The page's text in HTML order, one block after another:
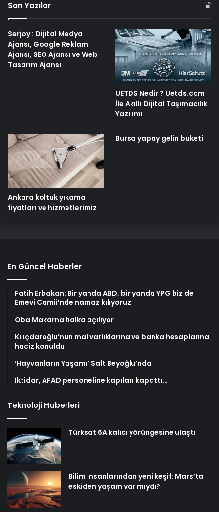
Son Yazılar
Serjoy : Dijital Medya
Ajansı, Google Reklam
Ajansı, SEO Ajansı ve Web
Tasarım Ajansı
UETDS Nedir ? Uetds.com
İle Akıllı Dijital Taşımacılık
Yazılımı
Ankara koltuk yıkama
fiyatları ve hizmetlerimiz
Bursa yapay gelin buketi
En Güncel Haberler
Fatih Erbakan: Bir yanda ABD, bir yanda YPG biz de
Emevi Camii’nde namaz kılıyoruz
Oba Makarna halka açılıyor
Kılıçdaroğlu’nun mal varlıklarına ve banka hesaplarına
haciz konuldu
‘Hayvanların Yaşamı’ Salt Beyoğlu’nda
İktidar, AFAD personeline kapıları kapattı…
Teknoloji Haberleri
Türksat 6A kalıcı yörüngesine ulaştı
Bilim insanlarından yeni keşif: Mars’ta
eskiden yaşam var mıydı?